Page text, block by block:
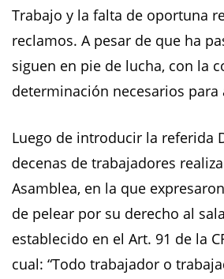
Trabajo y la falta de oportuna
reclamos. A pesar de que ha
siguen en pie de lucha, con la
determinación necesarios para
Luego de introducir la referida
decenas de trabajadores
Asamblea, en la que
de pelear por su derecho al
establecido en el Art. 91 de la
cual: “Todo trabajador o